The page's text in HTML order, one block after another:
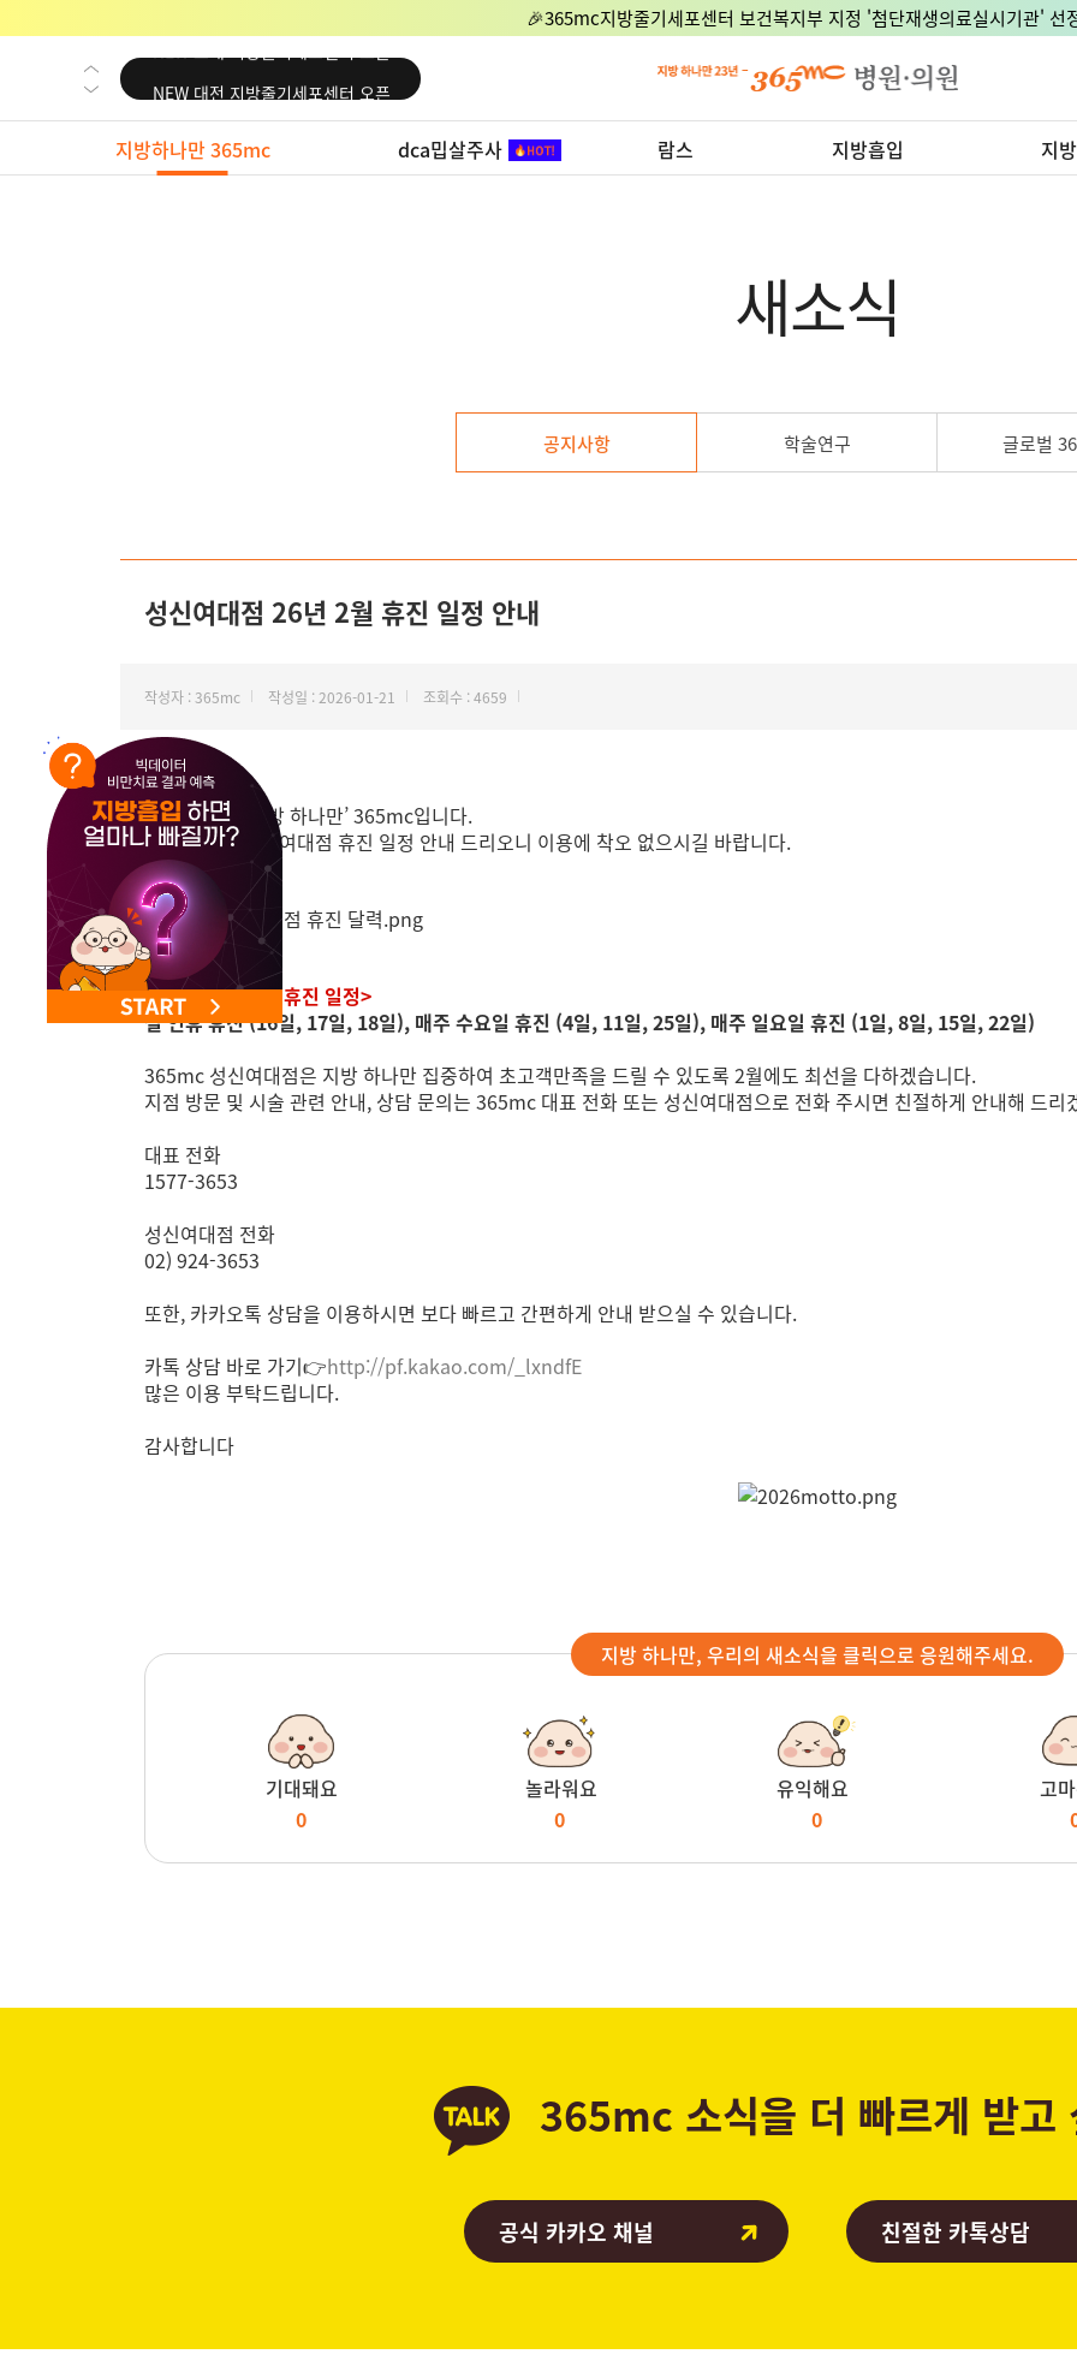
🎉365mc지방줄기세포센터 보건복지부 지정 '첨단재생의료실시기관' 선
NEW 교대 지방줄기세포센터 오픈
NEW 노원 지방줄기세포센터 오픈
NEW 미국 LA점 오픈
지방하나만 365mc dca밉살주사 람스 지방흡입 지
새소식
공지사항 학술연구 글로벌
성신여대점 26년 2월 휴진 일정 안내
작성자 : 365mc 작성일 : 2026-01-21 조회수 : 4659
안녕하세요, ‘지방 하나만’ 365mc입니다.
2월 365mc 성신여대점 휴진 일정 안내 드리오니 이용에 착오 없으시길 바랍니다.
<성신여대점 2월 휴진 일정>
설 연휴 휴진 (16일, 17일, 18일), 매주 수요일 휴진 (4일, 11일, 25일), 매주 일요일 휴진 (1일, 8일, 15일, 22일)
365mc 성신여대점은 지방 하나만 집중하여 초고객만족을 드릴 수 있도록 2월에도 최선을 다하겠습니다.
지점 방문 및 시술 관련 안내, 상담 문의는 365mc 대표 전화 또는 성신여대점으로 전화 주시면 친절하게 안내해 드리
대표 전화
1577-3653
성신여대점 전화
02) 924-3653
또한, 카카오톡 상담을 이용하시면 보다 빠르고 간편하게 안내 받으실 수 있습니다.
카톡 상담 바로 가기👉http://pf.kakao.com/_lxndfE
많은 이용 부탁드립니다.
감사합니다
지방 하나만, 우리의 새소식을 클릭으로 응원해주세요.
기대돼요
0
놀라워요
0
유익해요
0
고
365mc 소식을 더 빠르게 받고
공식 카카오 채널 친절한 카톡상담